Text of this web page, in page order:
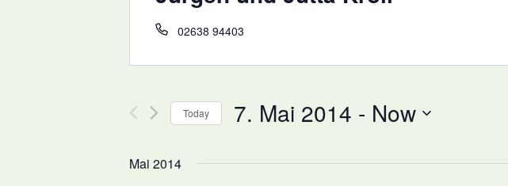
02638 94403
Today 7. Mai 2014 - Now
Mai 2014